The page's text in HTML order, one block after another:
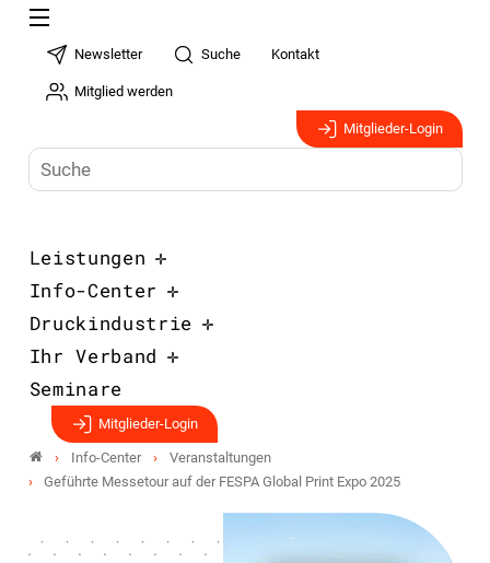
Newsletter Suche Kontakt
Mitglied werden
Mitglieder-Login
Leistungen
Info-Center
Druckindustrie
Ihr Verband
Seminare
Mitglieder-Login
Info-Center
Veranstaltungen
Geführte Messetour auf der FESPA Global Print Expo 2025